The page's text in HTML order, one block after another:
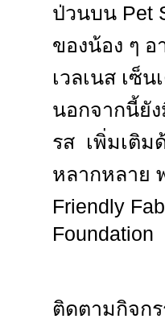
ป่วนบน Pet
ของน้อง ๆ
เวลเนส เซ็
นอกจากนี้ยัง
รส เพิ่มเติม
หลากหลาย
Friendly
Foundation
ติดตามกิจก